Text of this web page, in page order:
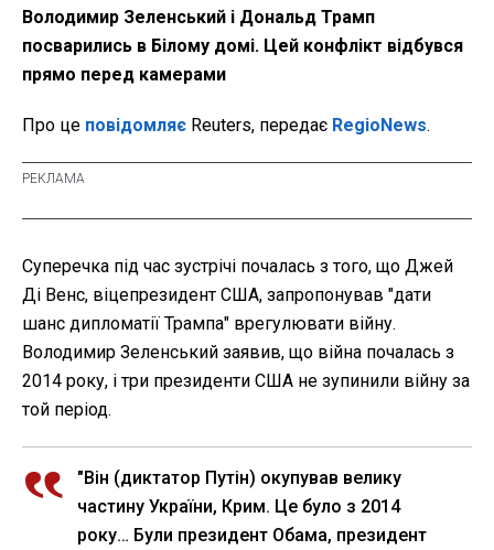
Володимир Зеленський і Дональд Трамп
посварились в Білому домі. Цей конфлікт відбувся
прямо перед камерами
Про це повідомляє Reuters, передає RegioNews.
Суперечка під час зустрічі почалась з того, що Джей
Ді Венс, віцепрезидент США, запропонував "дати
шанс дипломатії Трампа" врегулювати війну.
Володимир Зеленський заявив, що війна почалась з
2014 року, і три президенти США не зупинили війну за
той період.
"Він (диктатор Путін) окупував велику
частину України, Крим. Це було з 2014
року… Були президент Обама, президент